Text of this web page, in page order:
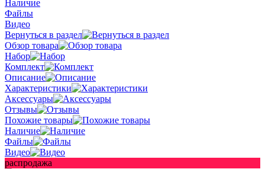
Наличие
Файлы
Видео
Вернуться в раздел
Обзор товара
Набор
Комплект
Описание
Характеристики
Аксессуары
Отзывы
Похожие товары
Наличие
Файлы
Видео
распродажа